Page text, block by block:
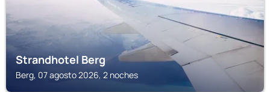
Strandhotel Berg
Berg, 07 agosto 2026, 2 noches